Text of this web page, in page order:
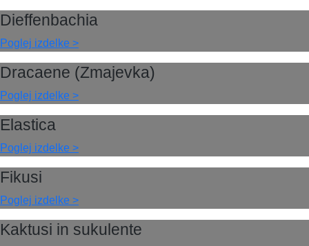
Dieffenbachia
Poglej izdelke >
Dracaene (Zmajevka)
Poglej izdelke >
Elastica
Poglej izdelke >
Fikusi
Poglej izdelke >
Kaktusi in sukulente